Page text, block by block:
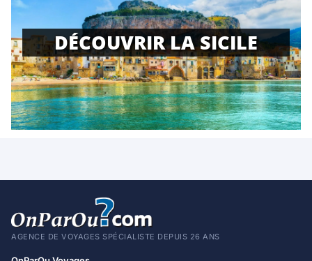
DÉCOUVRIR LA SICILE
AGENCE DE VOYAGES SPÉCIALISTE DEPUIS 26 ANS